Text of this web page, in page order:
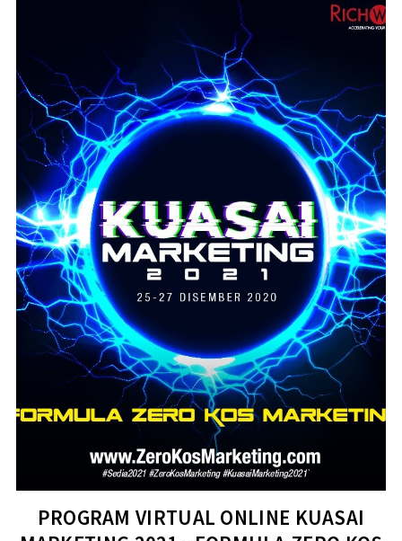
PROGRAM VIRTUAL ONLINE KUASAI